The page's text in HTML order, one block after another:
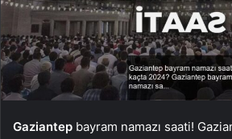
Gaziantep bayram namazı saati!